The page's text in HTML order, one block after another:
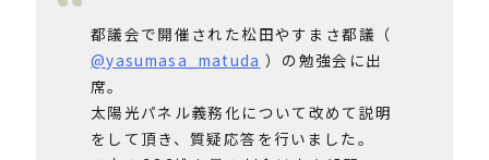
都議会で開催された松田やすまさ都議（
@yasumasa_matuda ）の勉強会に出
席。
太陽光パネル義務化について改めて説明
をして頂き、質疑応答を行いました。